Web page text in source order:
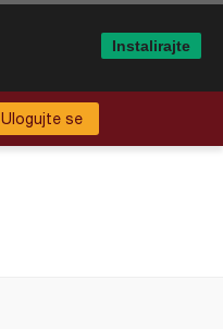
Ulogujte se
Instalirajte